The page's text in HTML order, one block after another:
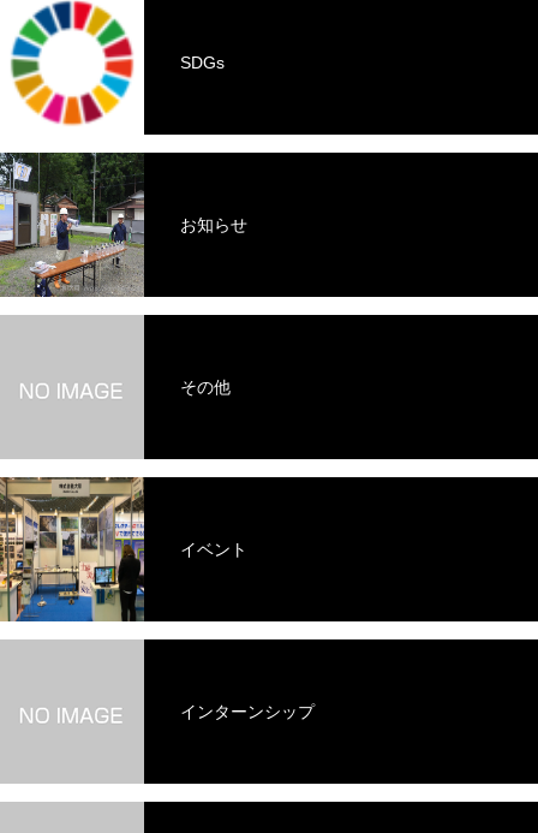
SDGs
お知らせ
その他
イベント
インターンシップ